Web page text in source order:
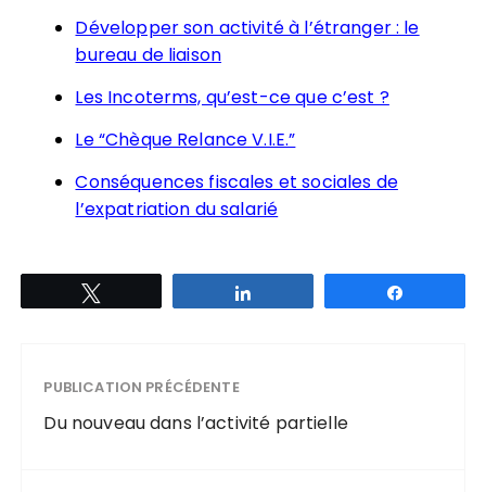
Développer son activité à l’étranger : le
bureau de liaison
Les Incoterms, qu’est-ce que c’est ?
Le “Chèque Relance V.I.E.”
Conséquences fiscales et sociales de
l’expatriation du salarié
PUBLICATION PRÉCÉDENTE
Du nouveau dans l’activité partielle